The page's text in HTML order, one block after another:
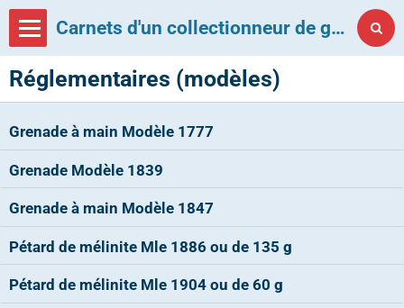
Carnets d'un collectionneur de grenades françaises
Réglementaires (modèles)
Grenade à main Modèle 1777
Grenade Modèle 1839
Grenade à main Modèle 1847
Pétard de mélinite Mle 1886 ou de 135 g
Pétard de mélinite Mle 1904 ou de 60 g